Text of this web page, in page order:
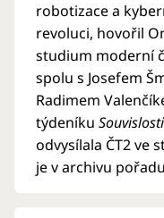
robotizace a
revoluci, hovořil
studium moderní
spolu s Josefem
Radimem
týdeníku
odvysílala ČT2 ve
je v archivu pořadu